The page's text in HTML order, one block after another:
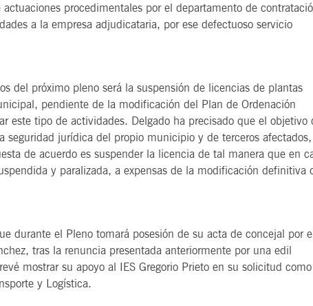
procedimentales por el departamento de
a la empresa adjudicataria, por ese defectuoso servicio
del próximo pleno será la suspensión de licencias de plantas
pendiente de la modificación del Plan de Ordenación
este tipo de actividades. Delgado ha precisado que el objetivo
seguridad jurídica del propio municipio y de terceros
de acuerdo es suspender la licencia de tal manera que en
y paralizada, a expensas de la modificación definitiva
durante el Pleno tomará posesión de su acta de concejal por
tras la renuncia presentada anteriormente por una edil
mostrar su apoyo al IES Gregorio Prieto en su solicitud como
y Logística.
21:00